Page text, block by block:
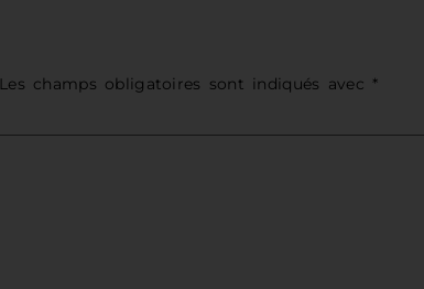
Les champs obligatoires sont indiqués avec *